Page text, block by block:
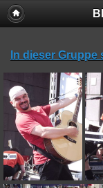
In dieser Gruppe